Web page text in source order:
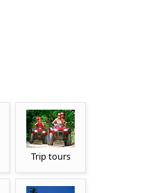
Trip tours